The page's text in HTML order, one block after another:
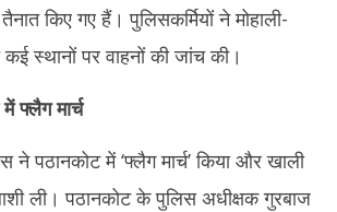
किए गए हैं। पुलिसकर्मियों ने मोहाली-
स्थानों पर वाहनों की जांच की।
फ्लैग मार्च
ने पठानकोट में ‘फ्लैग मार्च’ किया और खाली
ली। पठानकोट के पुलिस अधीक्षक गुरबाज